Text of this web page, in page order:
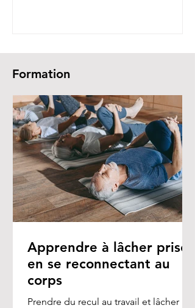
Formation
Apprendre à lâcher prise
en se reconnectant au
corps
Prendre du recul au travail et lâcher